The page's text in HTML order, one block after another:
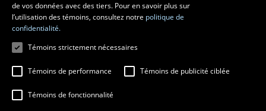
de vos données avec des tiers. Pour en savoir plus sur
l’utilisation des témoins, consultez notre politique de
confidentialité.
Témoins strictement nécessaires
Témoins de performance Témoins de publicité ciblée
Témoins de fonctionnalité